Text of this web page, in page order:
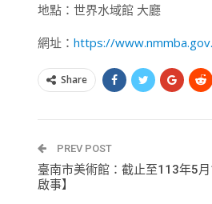
地點：世界水域館 大廳
網址： https://
Share
PREV POST
臺南市美術館：截止至113年5
啟事】